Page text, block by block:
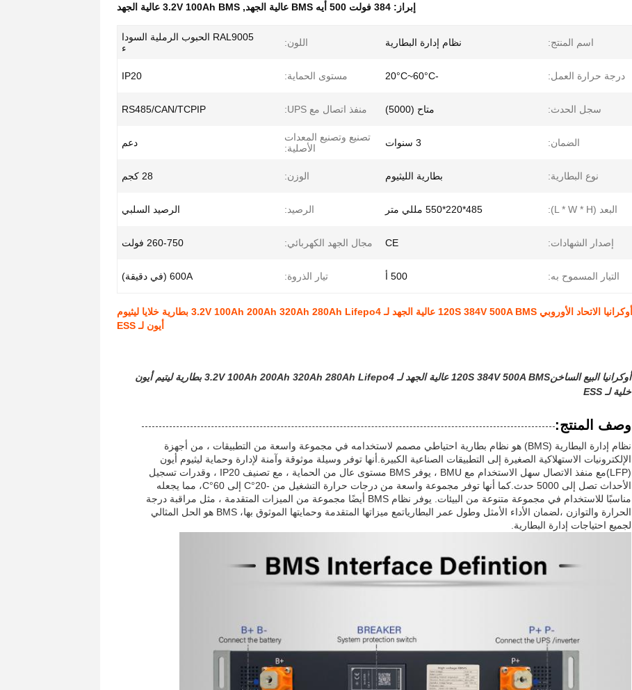
إبراز: 384 فولت 500 أيه BMS عالية الجهد , 3.2V 100Ah BMS عالية الجهد
اسم المنتج: نظام إدارة البطارية اللون:
RAL9005 الحبوب الرملية السودا
ء
درجة حرارة العمل: -20°C~60°C مستوى الحماية: IP20
سجل الحدث: متاح (5000) منفذ اتصال مع UPS: RS485/CAN/TCPIP
الضمان: 3 سنوات
تصنيع وتصنيع المعدات
الأصلية:
دعم
نوع البطارية: بطارية الليثيوم الوزن: 28 كجم
البعد (L * W * H): 485*220*550 مللي متر الرصيد: الرصيد السلبي
إصدار الشهادات: CE مجال الجهد الكهربائي: 260-750 فولت
التيار المسموح به: 500 أ تيار الذروة: 600A (في دقيقة)
أوكرانيا الاتحاد الأوروبي 120S 384V 500A BMS عالية الجهد لـ 3.2V 100Ah 200Ah 320Ah 280Ah Lifepo4 بطارية خلايا ليثيوم
أيون لـ ESS
أوكرانيا البيع الساخن120S 384V 500A BMS عالية الجهد لـ 3.2V 100Ah 200Ah 320Ah 280Ah Lifepo4 بطارية ليتيم أيون
خلية لـ ESS
وصف المنتج:
نظام إدارة البطارية (BMS) هو نظام بطارية احتياطي مصمم لاستخدامه في مجموعة واسعة من التطبيقات ، من أجهزة
الإلكترونيات الاستهلاكية الصغيرة إلى التطبيقات الصناعية الكبيرة.أنها توفر وسيلة موثوقة وآمنة لإدارة وحماية ليثيوم أيون
(LFP)مع منفذ الاتصال سهل الاستخدام مع BMU ، يوفر BMS مستوى عال من الحماية ، مع تصنيف IP20 ، وقدرات تسجيل
الأحداث تصل إلى 5000 حدث.كما أنها توفر مجموعة واسعة من درجات حرارة التشغيل من -20°C إلى 60°C، مما يجعله
مناسبًا للاستخدام في مجموعة متنوعة من البيئات. يوفر نظام BMS أيضًا مجموعة من الميزات المتقدمة ، مثل مراقبة درجة
الحرارة والتوازن ،لضمان الأداء الأمثل وطول عمر البطارياتمع ميزاتها المتقدمة وحمايتها الموثوق بها، BMS هو الحل المثالي
لجميع احتياجات إدارة البطارية.